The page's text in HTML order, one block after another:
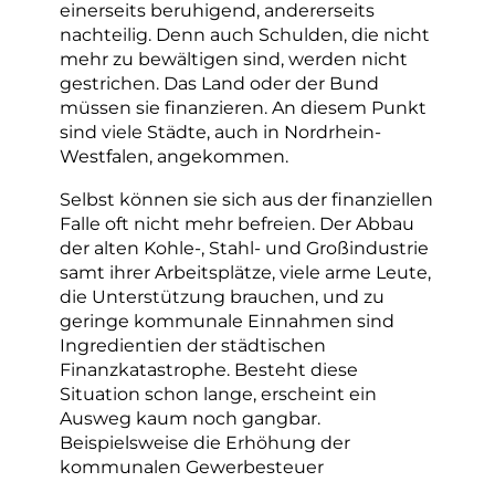
einerseits beruhigend, andererseits
nachteilig. Denn auch Schulden, die nicht
mehr zu bewältigen sind, werden nicht
gestrichen. Das Land oder der Bund
müssen sie finanzieren. An diesem Punkt
sind viele Städte, auch in Nordrhein-
Westfalen, angekommen.
Selbst können sie sich aus der finanziellen
Falle oft nicht mehr befreien. Der Abbau
der alten Kohle-, Stahl- und Großindustrie
samt ihrer Arbeitsplätze, viele arme Leute,
die Unterstützung brauchen, und zu
geringe kommunale Einnahmen sind
Ingredientien der städtischen
Finanzkatastrophe. Besteht diese
Situation schon lange, erscheint ein
Ausweg kaum noch gangbar.
Beispielsweise die Erhöhung der
kommunalen Gewerbesteuer